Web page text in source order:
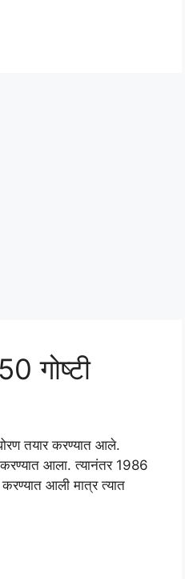
गोष्टी
तयार करण्यात आले.
करण्यात आला. त्यानंतर 1986
आली मात्र त्यात